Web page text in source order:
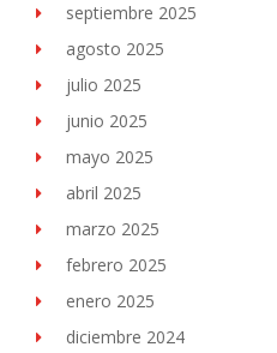
septiembre 2025
agosto 2025
julio 2025
junio 2025
mayo 2025
abril 2025
marzo 2025
febrero 2025
enero 2025
diciembre 2024